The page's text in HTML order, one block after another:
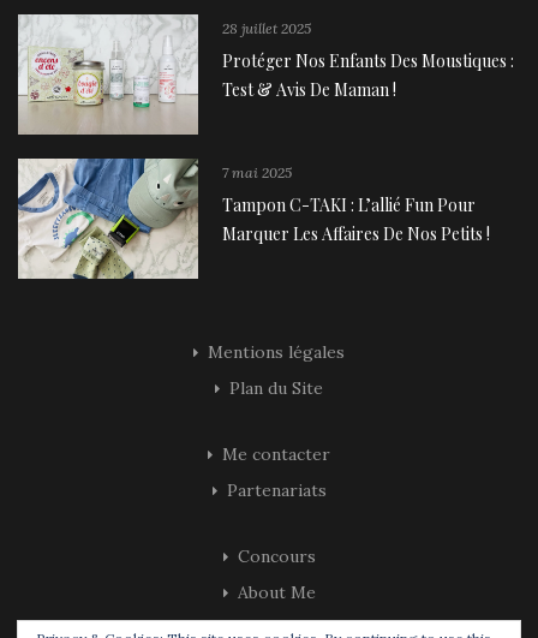
28 juillet 2025
Protéger Nos Enfants Des Moustiques :
Test & Avis De Maman !
7 mai 2025
Tampon C-TAKI : L’allié Fun Pour
Marquer Les Affaires De Nos Petits !
Mentions légales
Plan du Site
Me contacter
Partenariats
Concours
About Me